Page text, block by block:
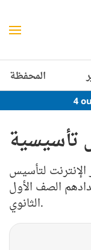
المحفظة
4
تأسيسية
لتأسيس
الصف الأول
الثانوي.